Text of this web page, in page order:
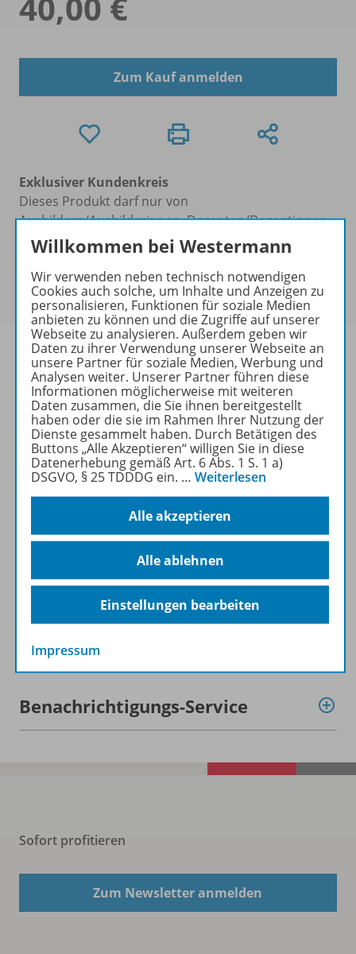
Zum Kauf anmelden
Exklusiver Kundenkreis
Dieses Produkt darf nur von
Ausbildern/Ausbilderinnen, Dozenten/Dozentinnen,
Erziehern/Erzieherinnen, Lehrkräften,
Referendaren/Referendarinnen,
Studenten/Studentinnen und Universitätslehrenden
erworben werden.
Produktinformationen
Beschreibung
Lizenzbedingungen
Zugehörige Produkte
Demoversion
Benachrichtigungs-Service
Sofort profitieren
Zum Newsletter anmelden
Willkommen bei Westermann
Wir verwenden neben technisch notwendigen
Cookies auch solche, um Inhalte und Anzeigen zu
personalisieren, Funktionen für soziale Medien
anbieten zu können und die Zugriffe auf unserer
Webseite zu analysieren. Außerdem geben wir
Daten zu ihrer Verwendung unserer Webseite an
unsere Partner für soziale Medien, Werbung und
Analysen weiter. Unserer Partner führen diese
Informationen möglicherweise mit weiteren
Daten zusammen, die Sie ihnen bereitgestellt
haben oder die sie im Rahmen Ihrer Nutzung der
Dienste gesammelt haben. Durch Betätigen des
Buttons „Alle Akzeptieren“ willigen Sie in diese
Datenerhebung gemäß Art. 6 Abs. 1 S. 1 a)
DSGVO, § 25 TDDDG ein. … Weiterlesen
Alle akzeptieren
Alle ablehnen
Einstellungen bearbeiten
Impressum